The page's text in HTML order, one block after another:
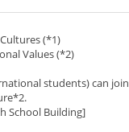
(*1)
Values (*2)
students) can
School Building]